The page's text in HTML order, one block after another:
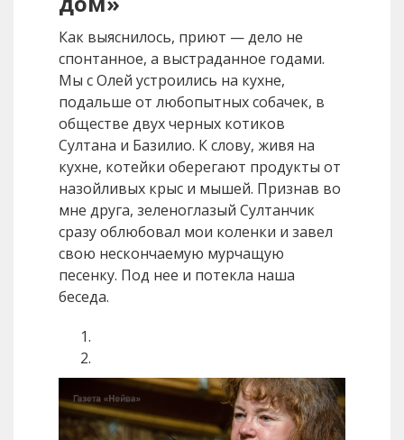
Как выяснилось, приют — дело не
спонтанное, а выстраданное годами.
Мы с Олей устроились на кухне,
подальше от любопытных собачек, в
обществе двух черных котиков
Султана и Базилио. К слову, живя на
кухне, котейки оберегают продукты от
назойливых крыс и мышей. Признав во
мне друга, зеленоглазый Султанчик
сразу облюбовал мои коленки и завел
свою нескончаемую мурчащую
песенку. Под нее и потекла наша
беседа.